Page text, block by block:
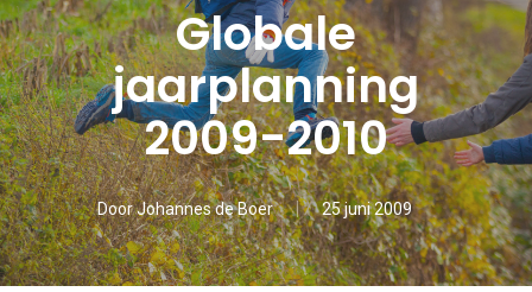
Globale
jaarplanning
2009-2010
DoorJohannes de Boer 25 juni 2009